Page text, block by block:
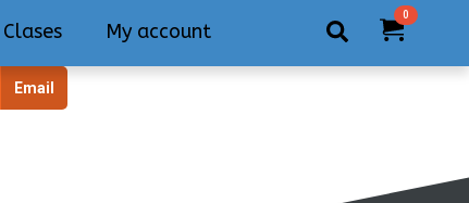
Clases My account
Search
0
Email